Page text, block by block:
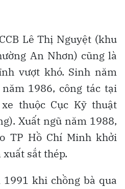
Lê Thị Nguyệt (khu
An Nhơn) cũng là
vượt khó. Sinh năm
1986, công tác tại
thuộc Cục Kỹ thuật
Xuất ngũ năm 1988,
TP Hồ Chí Minh khởi
sắt thép.
khi chồng bà qua